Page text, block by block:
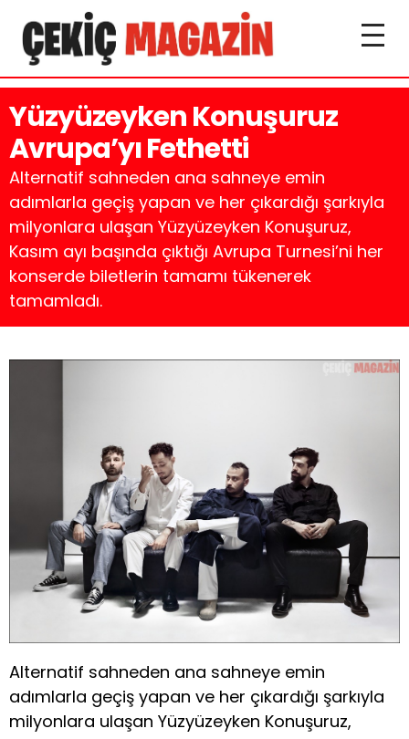
Yüzyüzeyken Konuşuruz
Avrupa’yı Fethetti
Alternatif sahneden ana sahneye emin
adımlarla geçiş yapan ve her çıkardığı şarkıyla
milyonlara ulaşan Yüzyüzeyken Konuşuruz,
Kasım ayı başında çıktığı Avrupa Turnesi’ni her
konserde biletlerin tamamı tükenerek
tamamladı.
Alternatif sahneden ana sahneye emin
adımlarla geçiş yapan ve her çıkardığı şarkıyla
milyonlara ulaşan Yüzyüzeyken Konuşuruz,